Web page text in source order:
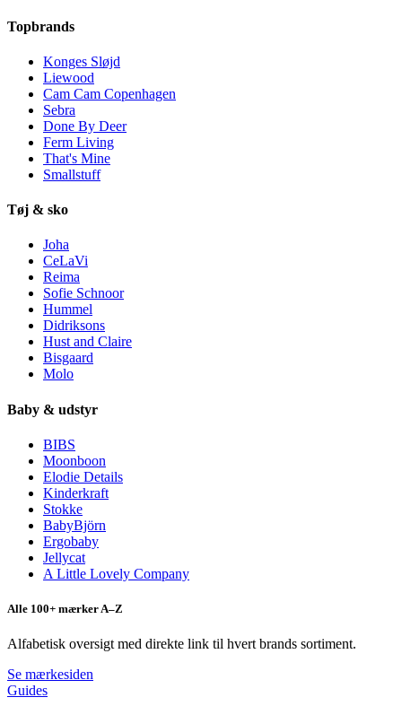
Topbrands
Konges Sløjd
Liewood
Cam Cam Copenhagen
Sebra
Done By Deer
Ferm Living
That's Mine
Smallstuff
Tøj & sko
Joha
CeLaVi
Reima
Sofie Schnoor
Hummel
Didriksons
Hust and Claire
Bisgaard
Molo
Baby & udstyr
BIBS
Moonboon
Elodie Details
Kinderkraft
Stokke
BabyBjörn
Ergobaby
Jellycat
A Little Lovely Company
Alle 100+ mærker A–Z
Alfabetisk oversigt med direkte link til hvert brands sortiment.
Se mærkesiden
Guides